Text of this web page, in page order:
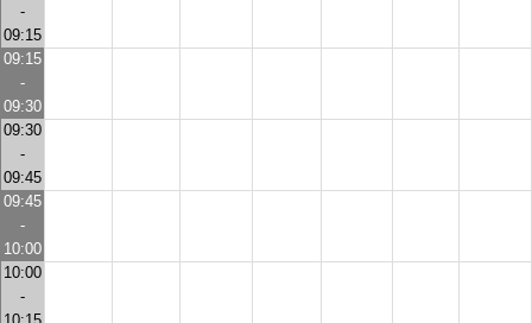
-
09:15
09:15
-
09:30
09:30
-
09:45
09:45
-
10:00
10:00
-